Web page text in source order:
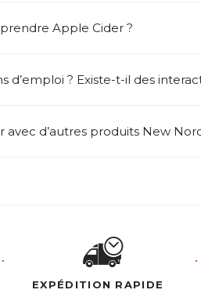
Apple Cider ?
d’emploi ? Existe-t-il des
avec d’autres produits New
EXPÉDITION RAPIDE